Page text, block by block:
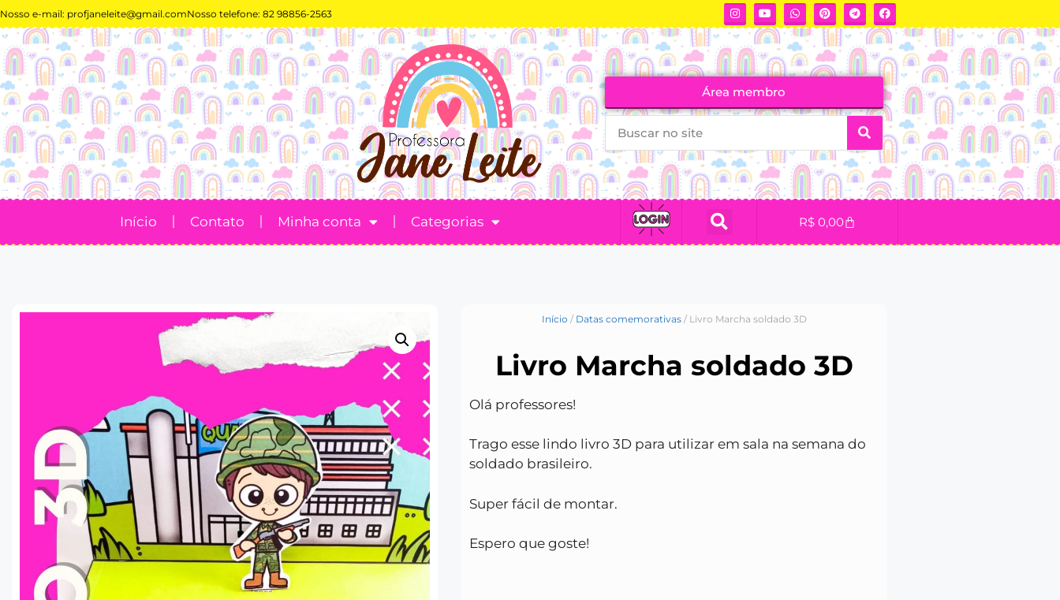
Nosso e-mail: profjaneleite@gmail.comNosso telefone: 82 98856-2563
Área membro
Início Contato Minha conta Categorias R$ 0,00
Início / Datas comemorativas / Livro Marcha soldado 3D
Livro Marcha soldado 3D
Olá professores!
Trago esse lindo livro 3D para utilizar em sala na semana do
soldado brasileiro.
Super fácil de montar.
Espero que goste!